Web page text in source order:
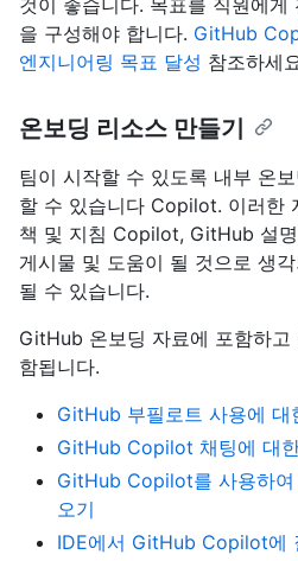
을 구성해야 합니다. GitHub
엔지니어링 목표 달성 참조하세
온보딩 리소스 만들기
팀이 시작할 수 있도록 내부 온
할 수 있습니다 Copilot. 이러한
책 및 지침 Copilot, GitHub 설
게시물 및 도움이 될 것으로 생
될 수 있습니다.
GitHub 온보딩 자료에 포함하고
함됩니다.
GitHub 부필로트 사용에 대
GitHub Copilot 채팅에 대
GitHub Copilot를 사용하여
오기
IDE에서 GitHub Copilot에